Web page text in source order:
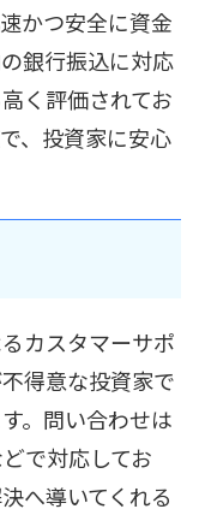
かつ安全に資金
銀行振込に対応
く評価されてお
、投資家に安心
カスタマーサポ
得意な投資家で
。問い合わせは
で対応してお
へ導いてくれる